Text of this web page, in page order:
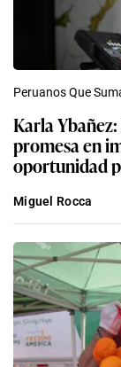
Peruanos Que
Karla
promesa en
oportunidad
Miguel Rocca